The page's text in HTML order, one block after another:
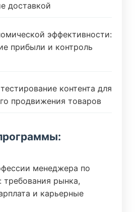
доставкой
эффективности:
прибыли и контроль
контента для
продвижения товаров
менеджера по
требования рынка,
и карьерные